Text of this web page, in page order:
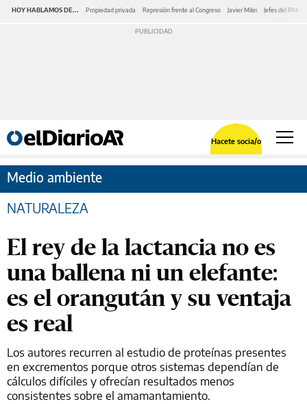
HOY HABLAMOS DE... Propiedad privada Represión frente al Congreso Javier Milei Jefes del PAMI
Hacete socia/o
Medio ambiente
NATURALEZA
El rey de la lactancia no es
una ballena ni un elefante:
es el orangután y su ventaja
es real
Los autores recurren al estudio de proteínas presentes
en excrementos porque otros sistemas dependían de
cálculos difíciles y ofrecían resultados menos
consistentes sobre el amamantamiento.